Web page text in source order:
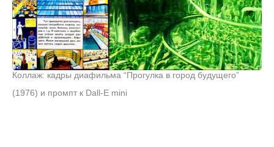
Коллаж: кадры диафильма “Прогулка в город будущего”
(1976) и промпт к Dall-E mini